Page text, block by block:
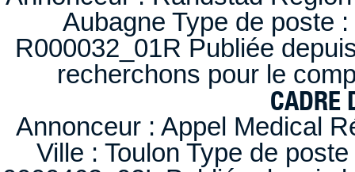
Aubagne Type de poste
R000032_01R Publiée
recherchons pour le
CADRE
Annonceur : Appel Medical
Ville : Toulon Type de